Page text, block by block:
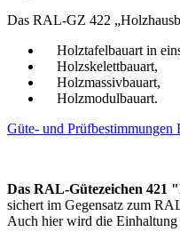
Das RAL-GZ 422
Holztafelbauart in
Holzskelettbauart,
Holzmassivbauart,
Holzmodulbauart.
Güte- und
Das RAL-Gütezeichen 421
sichert im Gegensatz zum
Auch hier wird die Einhaltung